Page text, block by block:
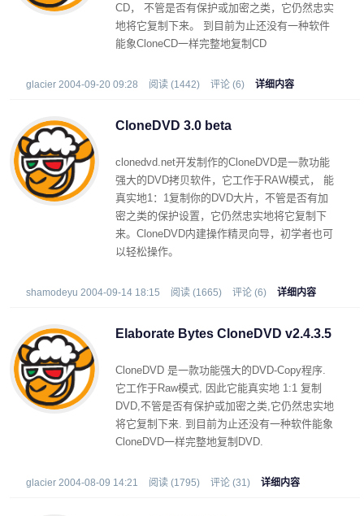
CD， 不管是否有保护或加密之类，它仍然忠实
地将它复制下来。 到目前为止还没有一种软件
能象CloneCD一样完整地复制CD
glacier 2004-09-20 09:28 阅读 (1442) 评论 (6) 详细内容
CloneDVD 3.0 beta
clonedvd.net开发制作的CloneDVD是一款功能
强大的DVD拷贝软件，它工作于RAW模式， 能
真实地1：1复制你的DVD大片，不管是否有加
密之类的保护设置，它仍然忠实地将它复制下
来。CloneDVD内建操作精灵向导，初学者也可
以轻松操作。
shamodeyu 2004-09-14 18:15 阅读 (1665) 评论 (6) 详细内容
Elaborate Bytes CloneDVD v2.4.3.5
CloneDVD 是一款功能强大的DVD-Copy程序.
它工作于Raw模式, 因此它能真实地 1:1 复制
DVD,不管是否有保护或加密之类,它仍然忠实地
将它复制下来. 到目前为止还没有一种软件能象
CloneDVD一样完整地复制DVD.
glacier 2004-08-09 14:21 阅读 (1795) 评论 (31) 详细内容